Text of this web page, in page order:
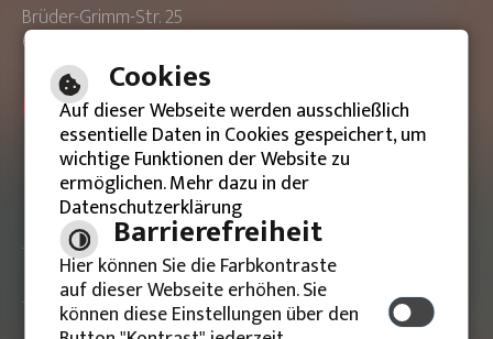
Brüder-Grimm-Str. 25
63533 Mainhausen
ONLINE-TERMIN BUCHEN
Barrierefreie Ansicht
Impressum
Datenschutzerklärung
Cookies
Auf dieser Webseite werden ausschließlich
essentielle Daten in Cookies gespeichert, um
wichtige Funktionen der Website zu
ermöglichen. Mehr dazu in der
Datenschutzerklärung
Barrierefreiheit
Hier können Sie die Farbkontraste
auf dieser Webseite erhöhen. Sie
können diese Einstellungen über den